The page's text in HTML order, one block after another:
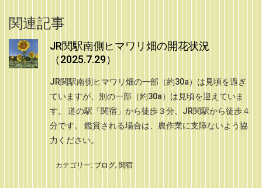
関連記事
JR関駅南側ヒマワリ畑の開花状況
（2025.7.29）
JR関駅南側ヒマワリ畑の一部（約30a）は見頃を過ぎ
ていますが、別の一部（約30a）は見頃を迎えていま
す。 道の駅「関宿」から徒歩３分、JR関駅から徒歩４
分です。 鑑賞される場合は、農作業に支障ないよう協
力ください。
カテゴリー: ブログ, 関宿